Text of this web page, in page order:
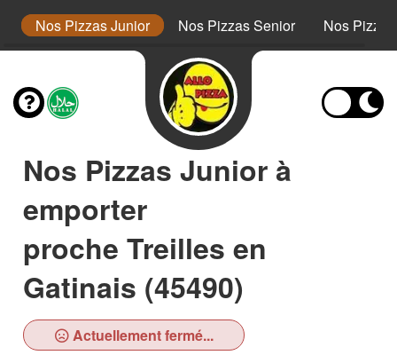
Nos Pizzas Junior Nos Pizzas Senior Nos Pizza
Nos Pizzas Junior à
emporter
proche Treilles en
Gatinais (45490)
Actuellement fermé...